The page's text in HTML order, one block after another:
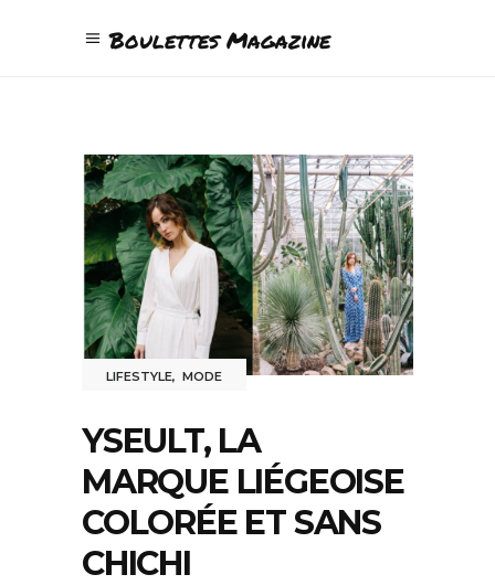
Boulettes Magazine
LIFESTYLE,MODE
YSEULT, LA
MARQUE LIÉGEOISE
COLORÉE ET SANS
CHICHI